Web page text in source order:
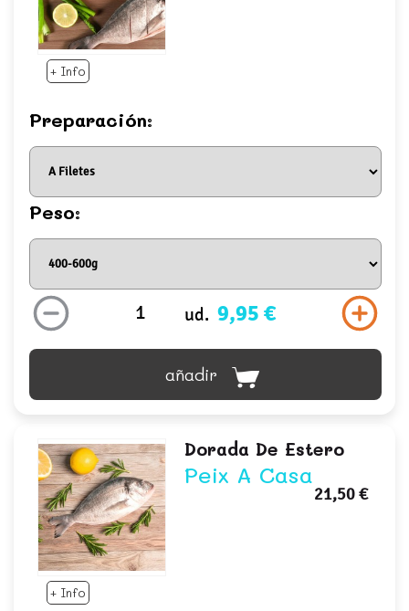
+ Info
Preparación:
Peso:
ud. 9,95 €
añadir
+ Info
Dorada De Estero
Peix A Casa
21,50 €